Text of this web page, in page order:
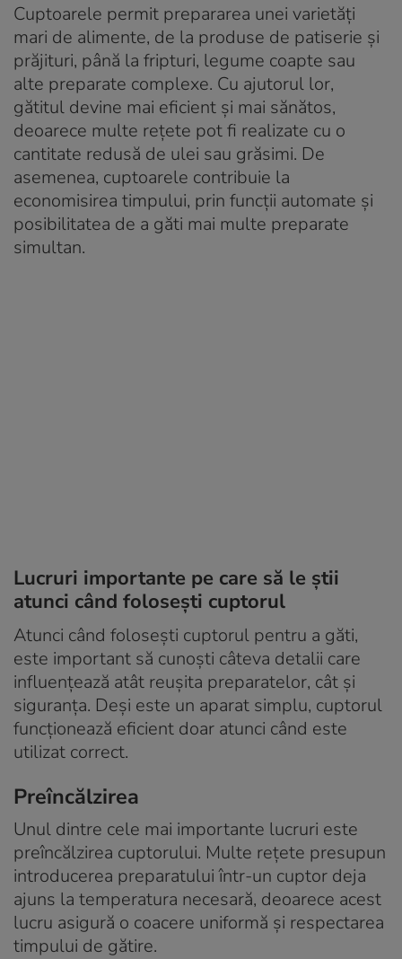
Cuptoarele permit prepararea unei varietăți
mari de alimente, de la produse de patiserie și
prăjituri, până la fripturi, legume coapte sau
alte preparate complexe. Cu ajutorul lor,
gătitul devine mai eficient și mai sănătos,
deoarece multe rețete pot fi realizate cu o
cantitate redusă de ulei sau grăsimi. De
asemenea, cuptoarele contribuie la
economisirea timpului, prin funcții automate și
posibilitatea de a găti mai multe preparate
simultan.
Lucruri importante pe care să le știi
atunci când folosești cuptorul
Atunci când folosești cuptorul pentru a găti,
este important să cunoști câteva detalii care
influențează atât reușita preparatelor, cât și
siguranța. Deși este un aparat simplu, cuptorul
funcționează eficient doar atunci când este
utilizat correct.
Preîncălzirea
Unul dintre cele mai importante lucruri este
preîncălzirea cuptorului. Multe rețete presupun
introducerea preparatului într-un cuptor deja
ajuns la temperatura necesară, deoarece acest
lucru asigură o coacere uniformă și respectarea
timpului de gătire.